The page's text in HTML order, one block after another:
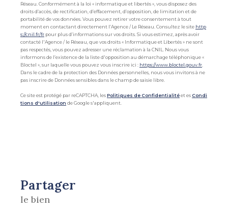
Réseau. Conformément à la loi « informatique et libertés », vous disposez des
droits d’accès, de rectification, d’effacement, d’opposition, de limitation et de
portabilité de vos données. Vous pouvez retirer votre consentement à tout
moment en contactant directement l’Agence / Le Réseau. Consultez le site http
s://cnil.fr/fr pour plus d’informations sur vos droits. Si vous estimez, après avoir
contacté l'Agence / le Réseau, que vos droits « Informatique et Libertés » ne sont
pas respectés, vous pouvez adresser une réclamation à la CNIL. Nous vous
informons de l’existence de la liste d'opposition au démarchage téléphonique «
Bloctel », sur laquelle vous pouvez vous inscrire ici : https://www.bloctel.gouv.fr
Dans le cadre de la protection des Données personnelles, nous vous invitons à ne
pas inscrire de Données sensibles dans le champ de saisie libre.
Ce site est protégé par reCAPTCHA, lesPolitiques de Confidentialitéet es Condi
tions d'utilisation de Google s'appliquent.
partager
le bien